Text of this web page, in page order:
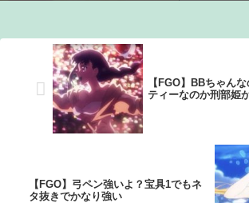
友達って感じで性的な目では見れないｗ
ｗ：26/08/06のニュース
【FGO】BBちゃん
ティーなのか刑部姫
【FGO】弓ペン強いよ？宝具1でもネ
タ抜きでかなり強い